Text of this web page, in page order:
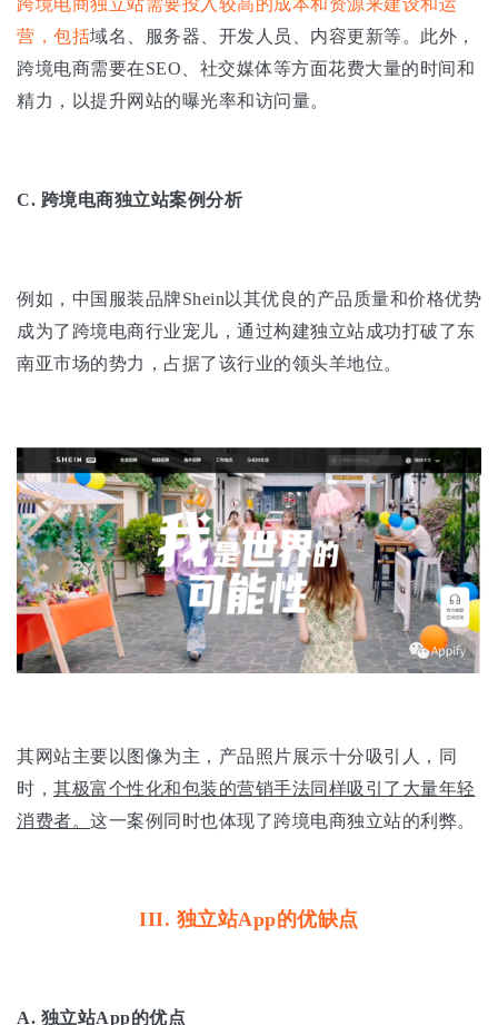
跨境电商独立站需要投入较高的成本和资源来建设和运
营，包括域名、服务器、开发人员、内容更新等。此外，
跨境电商需要在SEO、社交媒体等方面花费大量的时间和
精力，以提升网站的曝光率和访问量。
C. 跨境电商独立站案例分析
例如，中国服装品牌Shein以其优良的产品质量和价格优势
成为了跨境电商行业宠儿，通过构建独立站成功打破了东
南亚市场的势力，占据了该行业的领头羊地位。
其网站主要以图像为主，产品照片展示十分吸引人，同
时， 其极富个性化和包装的营销手法同样吸引了大量年轻
消费者。 这一案例同时也体现了跨境电商独立站的利弊。
III. 独立站App的优缺点
A. 独立站App的优点